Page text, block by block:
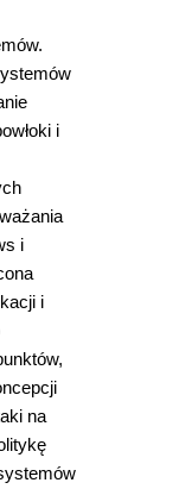
i
i
i
na